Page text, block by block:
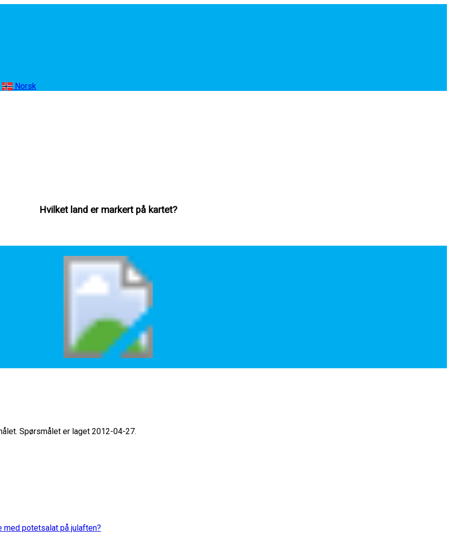
Norsk
Hvilket land er markert på kartet?
Spørsmålet er laget 2012-04-27.
med potetsalat på julaften?